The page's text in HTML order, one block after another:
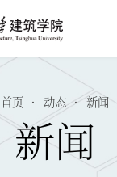
首页 · 动态 · 新闻
新闻